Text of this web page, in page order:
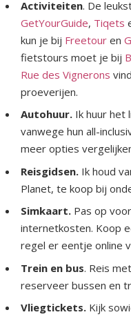
Activiteiten. De
GetYourGuide, Tiqets
kun je bij Freetour en
fietstours moet je bij
Rue des Vignerons
proeverijen.
Autohuur. Ik huur het
vanwege hun all-
meer opties
Reisgidsen. Ik houd
Planet, te koop bij
Simkaart. Pas op
internetkosten. Koop
regel er eentje online
Trein en bus. Reis met
reserveer bussen en
Vliegtickets. Kijk